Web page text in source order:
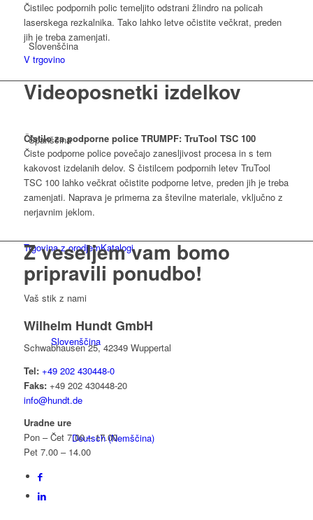
Slovenščina
Španščina
Trgovina z orodjemKatalogi
Slovenščina
Deutsch(Nemščina)
Čistilec podpornih polic temeljito odstrani žlindro na policah
laserskega rezkalnika. Tako lahko letve očistite večkrat, preden
jih je treba zamenjati.
V trgovino
Videoposnetki izdelkov
Čistilo za podporne police TRUMPF: TruTool TSC 100
Čiste podporne police povečajo zanesljivost procesa in s tem
kakovost izdelanih delov. S čistilcem podpornih letev TruTool
TSC 100 lahko večkrat očistite podporne letve, preden jih je treba
zamenjati. Naprava je primerna za številne materiale, vključno z
nerjavnim jeklom.
Z veseljem vam bomo
pripravili ponudbo!
Vaš stik z nami
Wilhelm Hundt GmbH
Schwabhausen 25, 42349 Wuppertal
Tel: +49 202 430448-0
Faks:+49 202 430448-20
info@hundt.de
Uradne ure
Pon – Čet 7.00 – 17.00
Pet 7.00 – 14.00